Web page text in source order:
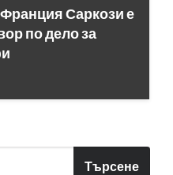
Саркози е
по дело за
Търсене